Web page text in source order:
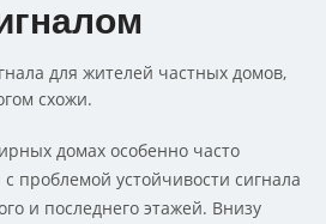
для жителей частных домов,
схожи.
домах особенно часто
проблемой устойчивости сигнала
и последнего этажей. Внизу